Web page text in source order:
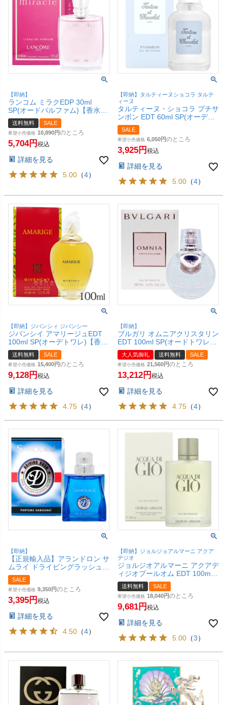
【即納】
ランコム ミラクEDP 30ml
SP(オードパルファム)【香水】
LANCOME【宅配便送料無料】
送料無料 SALE
希望小売価格 10,890 のところ
5,704 税込
詳細を見る
5.00 （4）
【即納】タルティーヌショコラ タルテ
ィーヌ
タルティーヌ・ショコラ プチサ
ンボン EDT 60ml SP(オーデト
ワレ)【香水】【GIVENCHY ジ
バンシイ】 (6020804)【SBT】
SALE
希望小売価格 6,050 のところ
3,925 税込
詳細を見る
5.00 （4）
【即納】ジバンシィ ジバンシー
ジバンシイ アマリージュEDT
100ml SP(オーデトワレ)【香
水】【宅配便送料無料】
送料無料 SALE
希望小売価格 15,400 のところ
9,128 税込
詳細を見る
4.75 （4）
【即納】
ブルガリ オムニアクリスタリン
EDT 100ml SP(オードトワレ)
【香水】【宅配便送料無料】
(6057521)
大人気御礼 送料無料 SALE
希望小売価格 21,560 のところ
13,212 税込
詳細を見る
4.75 （4）
【即納】
【正規輸入品】アランドロン サ
ムライ ドライビングラッシュ
EDT 50ml SP(オードトワレ)
【香水】【SBT】
SALE
希望小売価格 9,350 のところ
3,395 税込
詳細を見る
4.50 （4）
【即納】ジョルジョアルマーニ アクア
デジオ
ジョルジオアルマーニ アクアデ
ィジオプールオム EDT 100ml
SP(オードトワレ)【香水】【宅
配便送料無料】 (6000001)
送料無料 SALE
希望小売価格 18,040 のところ
9,681 税込
詳細を見る
5.00 （3）